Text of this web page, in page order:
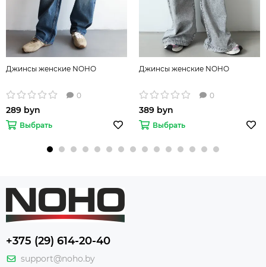
Джинсы женские NOHO
0
289 byn
Выбрать
Джинсы женские NOHO
0
389 byn
Выбрать
+375 (29) 614-20-40
support@noho.by